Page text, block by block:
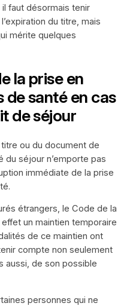
faut désormais tenir
du titre, mais
mérite quelques
la prise en
de santé en cas
de séjour
ou du document de
du séjour n’emporte pas
immédiate de la prise
étrangers, le Code de la
un maintien temporaire
de ce maintien ont
compte non seulement
aussi, de son possible
personnes qui ne